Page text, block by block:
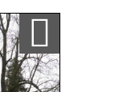
Ajouter a ma sélection